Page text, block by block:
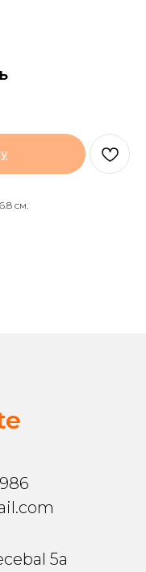
см.
5a